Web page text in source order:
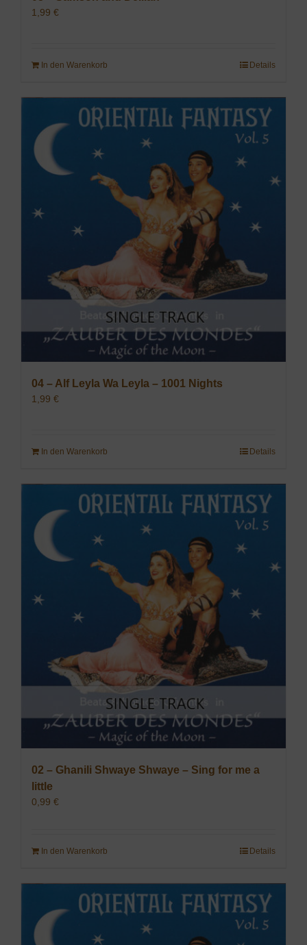
1,99 €
In den Warenkorb Details
04 – Alf Leyla Wa Leyla – 1001 Nights
1,99 €
In den Warenkorb Details
02 – Ghanili Shwaye Shwaye – Sing for me a
little
0,99 €
In den Warenkorb Details